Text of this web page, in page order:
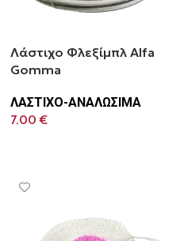
Λάστιχο Φλεξίμπλ Alfa
Gomma
ΛΑΣΤΙΧΟ-ΑΝΑΛΩΣΙΜΑ
7.00€